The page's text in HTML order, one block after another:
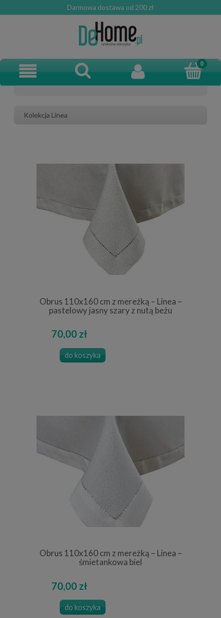
Darmowa dostawa od 200 zł
Kolekcja Linea
Obrus 110x160 cm z mereżką – Linea –
pastelowy jasny szary z nutą beżu
70,00 zł
do koszyka
Obrus 110x160 cm z mereżką – Linea –
śmietankowa biel
70,00 zł
do koszyka